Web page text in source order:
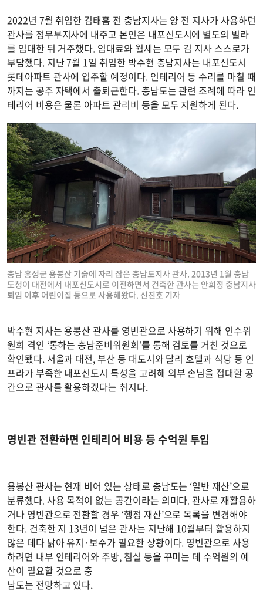
2022년 7월 취임한 김태흠 전 충남지사는 양 전 지사가 사용하던
관사를 정무부지사에 내주고 본인은 내포신도시에 별도의 빌라
를 임대한 뒤 거주했다. 임대료와 월세는 모두 김 지사 스스로가
부담했다. 지난 7월 1일 취임한 박수현 충남지사는 내포신도시
롯데아파트 관사에 입주할 예정이다. 인테리어 등 수리를 마칠 때
까지는 공주 자택에서 출퇴근한다. 충남도는 관련 조례에 따라 인
테리어 비용은 물론 아파트 관리비 등을 모두 지원하게 된다.
충남 홍성군 용봉산 기슭에 자리 잡은 충남도지사 관사. 2013년 1월 충남
도청이 대전에서 내포신도시로 이전하면서 건축한 관사는 안희정 충남지사
퇴임 이후 어린이집 등으로 사용해왔다. 신진호 기자
박수현 지사는 용봉산 관사를 영빈관으로 사용하기 위해 인수위
원회 격인 ‘통하는 충남준비위원회’를 통해 검토를 거친 것으로
확인됐다. 서울과 대전, 부산 등 대도시와 달리 호텔과 식당 등 인
프라가 부족한 내포신도시 특성을 고려해 외부 손님을 접대할 공
간으로 관사를 활용하겠다는 취지다.
영빈관 전환하면 인테리어 비용 등 수억원 투입
용봉산 관사는 현재 비어 있는 상태로 충남도는 ‘일반 재산’으로
분류했다. 사용 목적이 없는 공간이라는 의미다. 관사로 재활용하
거나 영빈관으로 전환할 경우 ‘행정 재산’으로 목록을 변경해야
한다. 건축한 지 13년이 넘은 관사는 지난해 10월부터 활용하지
않은 데다 낡아 유지·보수가 필요한 상황이다. 영빈관으로 사용
하려면 내부 인테리어와 주방, 침실 등을 꾸미는 데 수억원의 예
산이 필요할 것으로 충
남도는 전망하고 있다.